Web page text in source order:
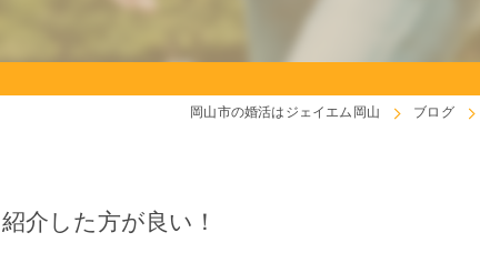
岡山市の婚活はジェイエム岡山 ブログ
介した方が良い！